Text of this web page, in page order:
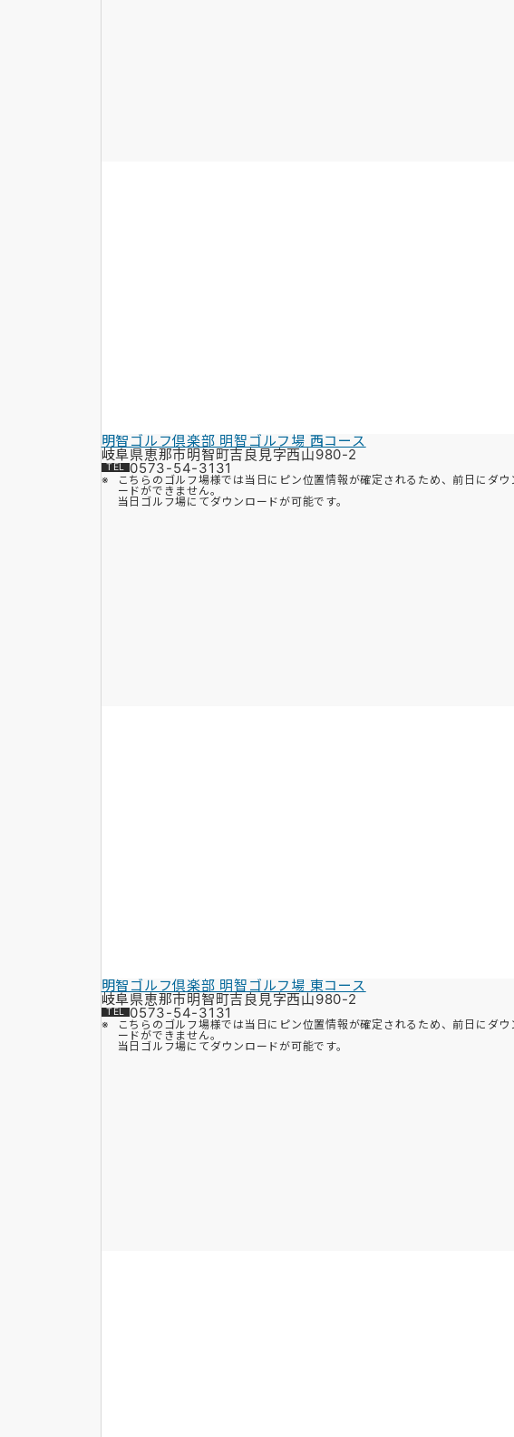
明智ゴルフ倶楽部 明智ゴルフ場 西コース
岐阜県恵那市明智町吉良見字西山980-2
0573-54-3131
こちらのゴルフ場様では当日にピン位置情報が確定されるため、前日にダウ
ードができません。
当日ゴルフ場にてダウンロードが可能です。
明智ゴルフ倶楽部 明智ゴルフ場 東コース
岐阜県恵那市明智町吉良見字西山980-2
0573-54-3131
こちらのゴルフ場様では当日にピン位置情報が確定されるため、前日にダウ
ードができません。
当日ゴルフ場にてダウンロードが可能です。